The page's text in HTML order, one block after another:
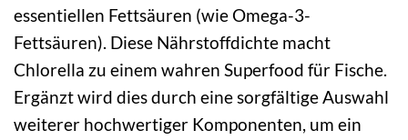
essentiellen Fettsäuren (wie Omega-3-
Fettsäuren). Diese Nährstoffdichte macht
Chlorella zu einem wahren Superfood für Fische.
Ergänzt wird dies durch eine sorgfältige Auswahl
weiterer hochwertiger Komponenten, um ein